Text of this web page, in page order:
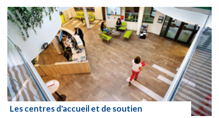
Les centres d'accueil et de soutien